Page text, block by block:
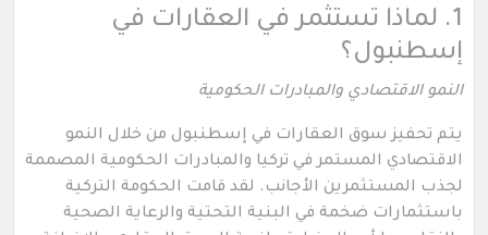
1. لماذا تستثمر في العقارات في
إسطنبول؟
النمو الاقتصادي والمبادرات الحكومية
يتم تحفيز سوق العقارات في إسطنبول من خلال النمو
الاقتصادي المستمر في تركيا والمبادرات الحكومية المصممة
لجذب المستثمرين الأجانب. لقد قامت الحكومة التركية
باستثمارات ضخمة في البنية التحتية والرعاية الصحية